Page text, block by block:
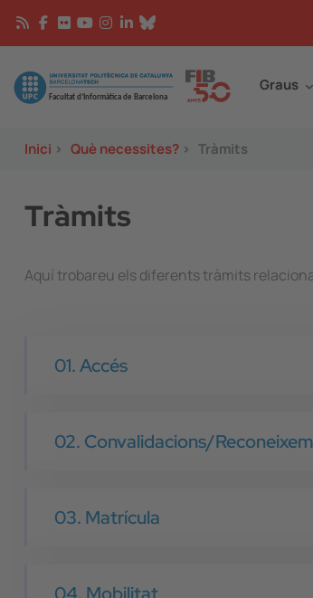
Vés al contingut
Image Graus
Inici > Què necessites? > Tràmits
Tràmits
Aquí trobareu els diferents tràmits
01. Accés
02. Convalidacions/
03. Matrícula